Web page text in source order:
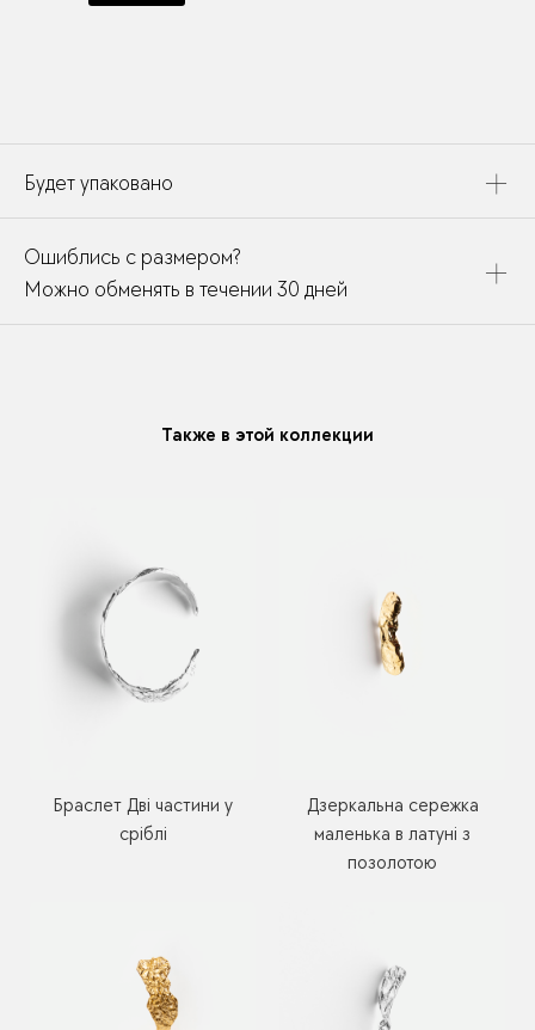
Будет упаковано
дополнено открыткой, паспортом украшения и
собрано в подарочный пакет
Ошиблись с размером?
Можно обменять в течении 30 дней
Также в этой коллекции
Браслет Дві частини у
сріблі
Дзеркальна сережка
маленька в латуні з
позолотою